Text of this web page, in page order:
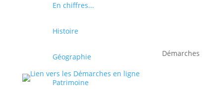
En chiffres...
Histoire
Géographie
Patrimoine
Démarches